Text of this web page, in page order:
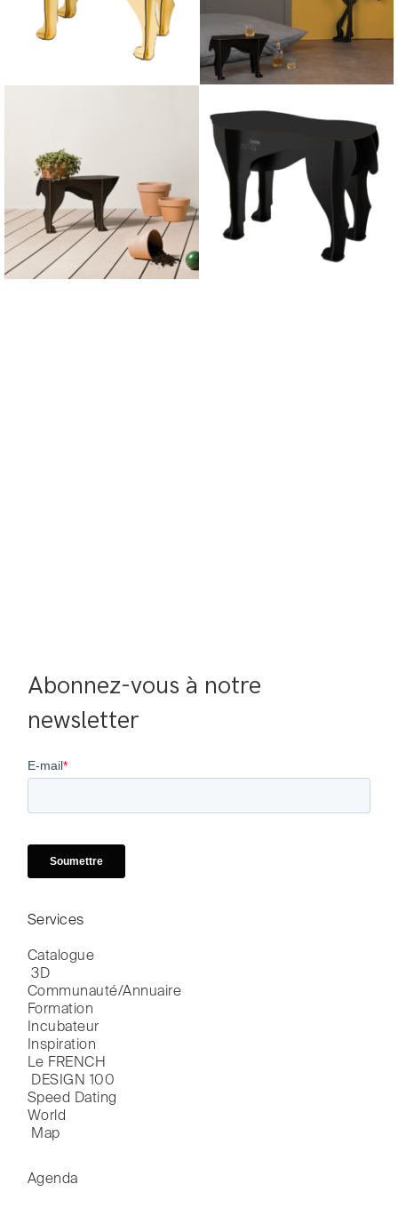
Abonnez-vous à notre
newsletter
Services
Catalogue
3D
Communauté/Annuaire
Formation
Incubateur
Inspiration
Le FRENCH
DESIGN 100
Speed Dating
World
Map
Agenda